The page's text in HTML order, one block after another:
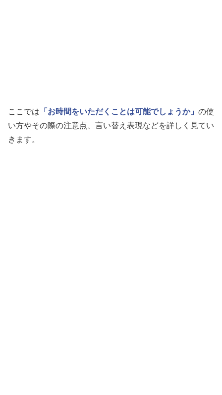
ここでは 「お時間をいただくことは可能でしょうか」 の使
い方やその際の注意点、言い替え表現などを詳しく見てい
きます。